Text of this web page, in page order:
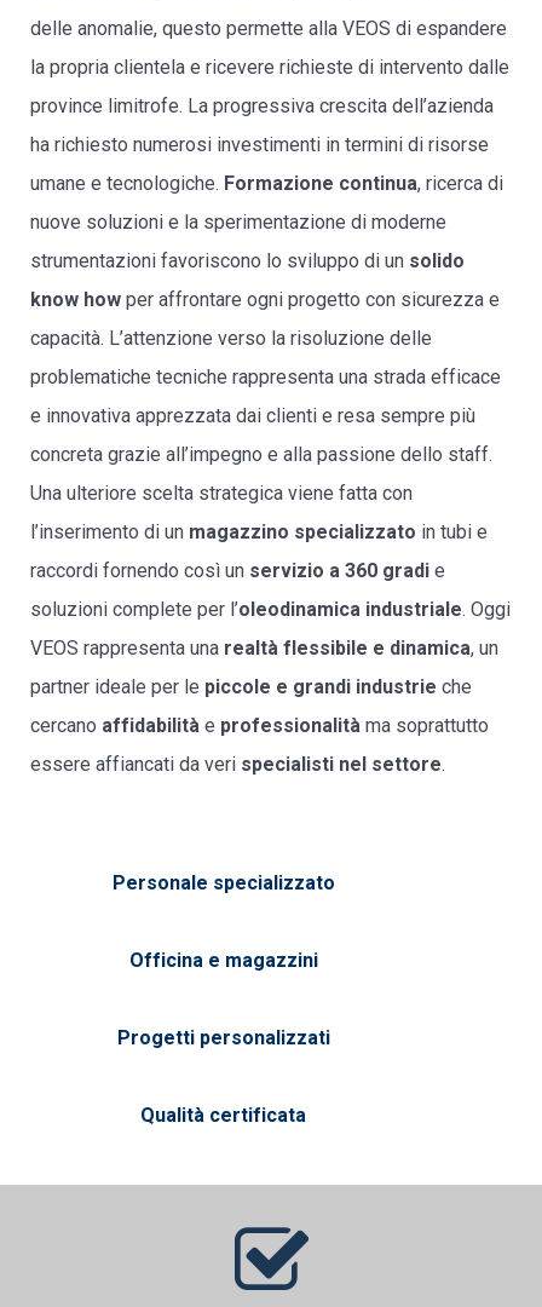
delle anomalie, questo permette alla VEOS di espandere
la propria clientela e ricevere richieste di intervento dalle
province limitrofe. La progressiva crescita dell’azienda
ha richiesto numerosi investimenti in termini di risorse
umane e tecnologiche. Formazione continua, ricerca di
nuove soluzioni e la sperimentazione di moderne
strumentazioni favoriscono lo sviluppo di un solido
know how per affrontare ogni progetto con sicurezza e
capacità. L’attenzione verso la risoluzione delle
problematiche tecniche rappresenta una strada efficace
e innovativa apprezzata dai clienti e resa sempre più
concreta grazie all’impegno e alla passione dello staff.
Una ulteriore scelta strategica viene fatta con
l’inserimento di un magazzino specializzato in tubi e
raccordi fornendo così un servizio a 360 gradi e
soluzioni complete per l’oleodinamica industriale. Oggi
VEOS rappresenta una realtà flessibile e dinamica, un
partner ideale per le piccole e grandi industrie che
cercano affidabilità e professionalità ma soprattutto
essere affiancati da veri specialisti nel settore.
Personale specializzato
Officina e magazzini
Progetti personalizzati
Qualità certificata